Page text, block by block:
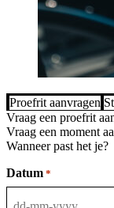
Proefrit aanvragen
Vraag een proefrit
Vraag een moment
Wanneer past het je?
Datum *